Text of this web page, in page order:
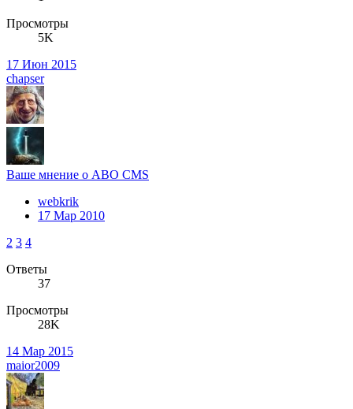
Просмотры
5K
17 Июн 2015
chapser
Ваше мнение о ABO CMS
webkrik
17 Мар 2010
2 3 4
Ответы
37
Просмотры
28K
14 Мар 2015
maior2009